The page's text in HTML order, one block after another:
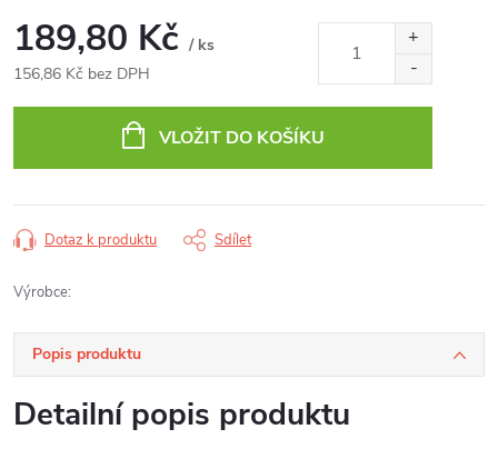
189,80 Kč / ks
156,86 Kč bez DPH
VLOŽIT DO KOŠÍKU
Dotaz k produktu Sdílet
Výrobce:
Popis produktu
Detailní popis produktu